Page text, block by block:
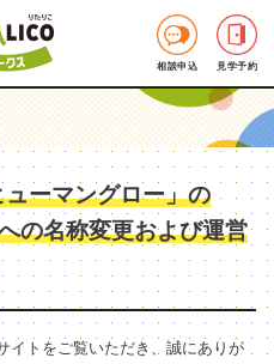
相談申込 見学予約
ーマングロー」の
の名称変更および運営
イトをご覧いただき、誠にありが